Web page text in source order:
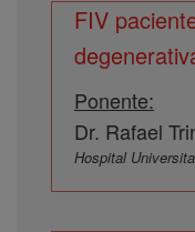
FIV
Ponente:
Dr. Rafael
Hospital